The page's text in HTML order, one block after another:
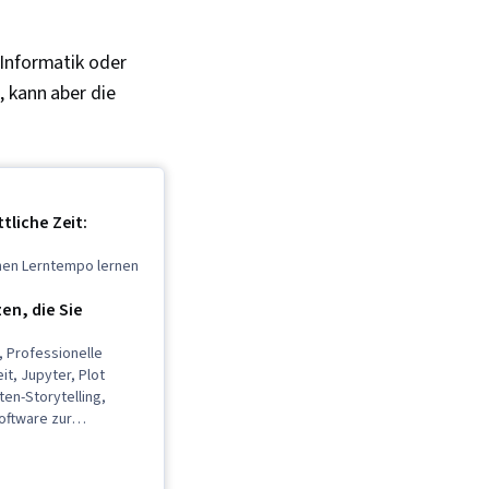
oder
aber die
Zeit:
Lerntempo lernen
die Sie
Professionelle
Jupyter, Plot
Storytelling,
zur